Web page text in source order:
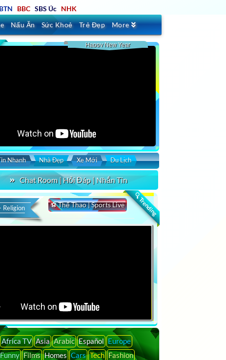
BBC SBS Úc NHK
Nấu Ăn Sức Khoẻ Trẻ Đẹp More
by Duration
Search
Happy New Year
Nhanh Nhà Đẹp Xe Mới Du Lịch
Chat Room | Hỏi Đáp | Nhắn Tin
🔍 Trending
⚽ Thể Thao | Sports Live
Religion
Africa TV Asia Arabic Español Europe
Funny Films Homes Cars Tech Fashion